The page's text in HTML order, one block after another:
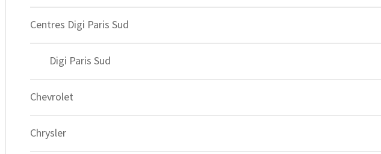
Centres Digi Paris Sud
Digi Paris Sud
Chevrolet
Chrysler